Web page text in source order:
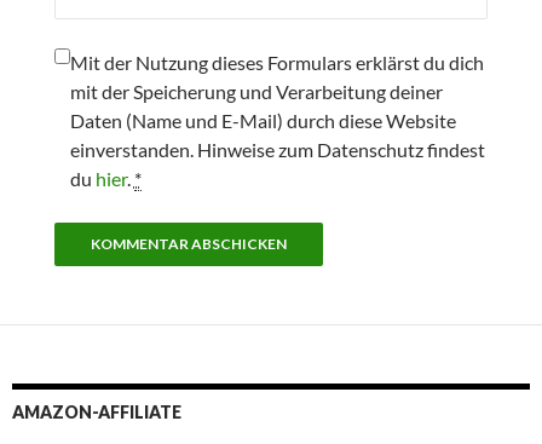
Mit der Nutzung dieses Formulars erklärst du dich
mit der Speicherung und Verarbeitung deiner
Daten (Name und E-Mail) durch diese Website
einverstanden. Hinweise zum Datenschutz findest
du hier. *
AMAZON-AFFILIATE